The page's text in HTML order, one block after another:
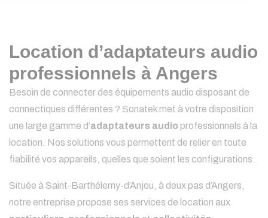
Location d’adaptateurs audio
professionnels à Angers
Besoin de connecter des équipements audio disposant de
connectiques différentes ? Sonatek met à votre disposition
une large gamme d’adaptateurs audio professionnels à la
location. Nos solutions vous permettent de relier en toute
fiabilité vos appareils, quelles que soient les configurations.
Située à Saint-Barthélemy-d’Anjou, à deux pas d’Angers,
notre entreprise propose ses services de location aux